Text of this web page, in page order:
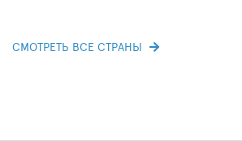
СМОТРЕТЬ ВСЕ СТРАНЫ